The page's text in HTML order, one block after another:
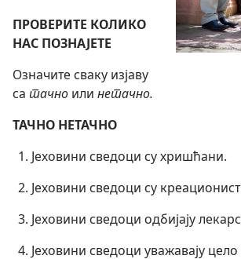
ПРОВЕРИТЕ КОЛИКО
НАС ПОЗНАЈЕТЕ
Означите сваку изјаву
са тачно или нетачно.
ТАЧНО НЕТАЧНО
Јеховини сведоци су хришћани.
Јеховини сведоци су
Јеховини сведоци одбијају
Јеховини сведоци уважавају